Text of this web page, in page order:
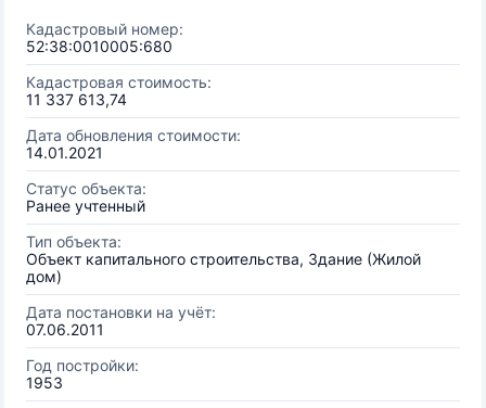
Кадастровый номер:
52:38:0010005:680
Кадастровая стоимость:
11 337 613,74
Дата обновления стоимости:
14.01.2021
Статус объекта:
Ранее учтенный
Тип объекта:
Объект капитального строительства, Здание (Жилой
дом)
Дата постановки на учёт:
07.06.2011
Год постройки:
1953